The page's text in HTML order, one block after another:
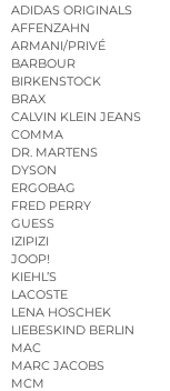
ADIDAS ORIGINALS
AFFENZAHN
ARMANI/PRIVÉ
BARBOUR
BIRKENSTOCK
BRAX
CALVIN KLEIN JEANS
COMMA
DR. MARTENS
DYSON
ERGOBAG
FRED PERRY
GUESS
IZIPIZI
JOOP!
KIEHL’S
LACOSTE
LENA HOSCHEK
LIEBESKIND BERLIN
MAC
MARC JACOBS
MCM